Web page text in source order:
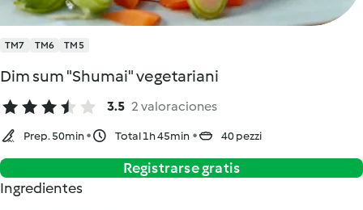
TM7 TM6 TM5
Dim sum "Shumai" vegetariani
3.5 2 valoraciones
Prep. 50min Total 1h 45min 40 pezzi
Registrarse gratis
Ingredientes